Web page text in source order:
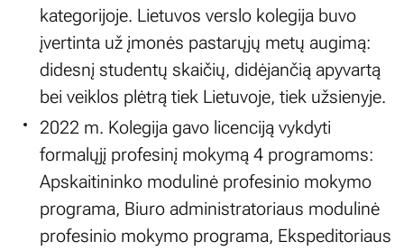
kategorijoje. Lietuvos verslo kolegija buvo
įvertinta už įmonės pastarųjų metų augimą:
didesnį studentų skaičių, didėjančią apyvartą
bei veiklos plėtrą tiek Lietuvoje, tiek užsienyje.
2022 m. Kolegija gavo licenciją vykdyti
formalųjį profesinį mokymą 4 programoms:
Apskaitininko modulinė profesinio mokymo
programa, Biuro administratoriaus modulinė
profesinio mokymo programa, Ekspeditoriaus